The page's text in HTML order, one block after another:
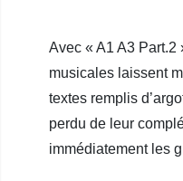
Avec « A1 A3
musicales laissent
textes remplis
perdu de leur
immédiatement les